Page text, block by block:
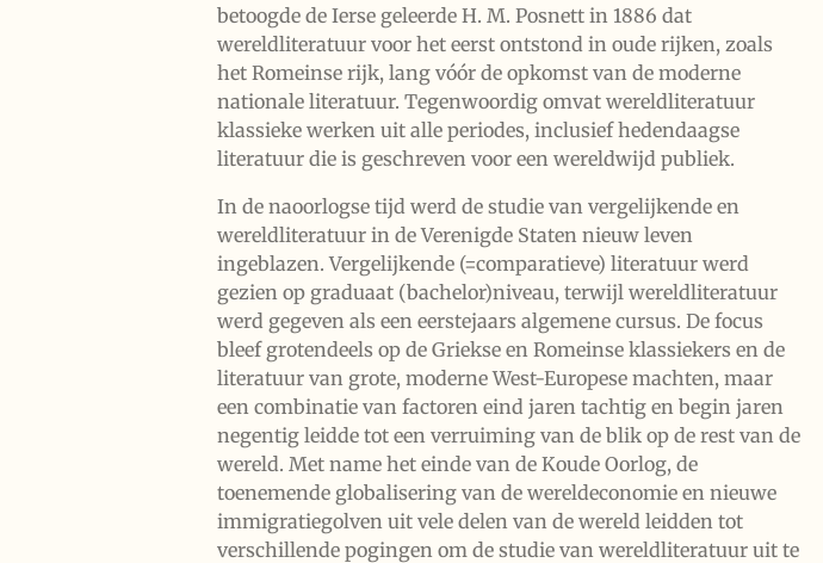
betoogde de Ierse geleerde H. M. Posnett in 1886 dat
wereldliteratuur voor het eerst ontstond in oude rijken, zoals
het Romeinse rijk, lang vóór de opkomst van de moderne
nationale literatuur. Tegenwoordig omvat wereldliteratuur
klassieke werken uit alle periodes, inclusief hedendaagse
literatuur die is geschreven voor een wereldwijd publiek.
In de naoorlogse tijd werd de studie van vergelijkende en
wereldliteratuur in de Verenigde Staten nieuw leven
ingeblazen. Vergelijkende (=comparatieve) literatuur werd
gezien op graduaat (bachelor)niveau, terwijl wereldliteratuur
werd gegeven als een eerstejaars algemene cursus. De focus
bleef grotendeels op de Griekse en Romeinse klassiekers en de
literatuur van grote, moderne West-Europese machten, maar
een combinatie van factoren eind jaren tachtig en begin jaren
negentig leidde tot een verruiming van de blik op de rest van de
wereld. Met name het einde van de Koude Oorlog, de
toenemende globalisering van de wereldeconomie en nieuwe
immigratiegolven uit vele delen van de wereld leidden tot
verschillende pogingen om de studie van wereldliteratuur uit te